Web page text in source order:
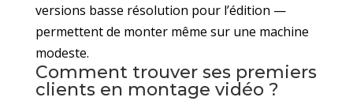
versions basse résolution pour l’édition —
permettent de monter même sur une machine
modeste.
Comment trouver ses premiers
clients en montage vidéo ?